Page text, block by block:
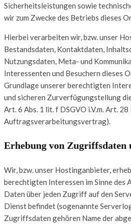
Sicherheitsleistungen sowie
wir zum Zwecke des Betriebs dieses
Hierbei verarbeiten wir, bzw. unser
Bestandsdaten, Kontaktdaten,
Nutzungsdaten, Meta- und
Interessenten und Besuchern dieses
Grundlage unserer berechtigten
und sicheren Zurverfügungstellung
Art. 6 Abs. 1 lit. f DSGVO i.V.m. Art. 28
Auftragsverarbeitungsvertrag).
Erhebung von Zugriffsdaten
Wir, bzw. unser Hostinganbieter,
berechtigten Interessen im Sinne des
Daten über jeden Zugriff auf den
Dienst befindet (sogenannte
Zugriffsdaten gehören Name der